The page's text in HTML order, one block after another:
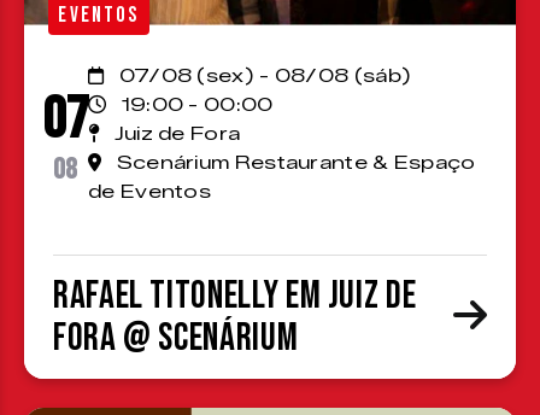
EVENTOS
07
08
07/08 (sex) - 08/08 (sáb)
19:00 - 00:00
Juiz de Fora
Scenárium Restaurante & Espaço
de Eventos
Rafael Titonelly em Juiz de
Fora @ Scenárium